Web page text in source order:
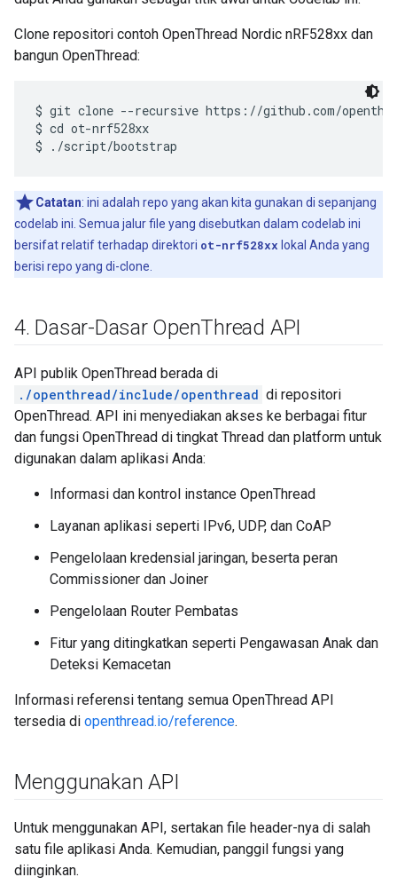
Clone repositori contoh OpenThread Nordic nRF528xx dan
bangun OpenThread:
$ git clone --recursive https://github.com/
$ cd ot-nrf528xx
Catatan: ini adalah repo yang akan kita gunakan di sepanjang
codelab ini. Semua jalur file yang disebutkan dalam codelab ini
bersifat relatif terhadap direktori ot-nrf528xx lokal Anda yang
berisi repo yang di-clone.
4. Dasar-Dasar OpenThread API
API publik OpenThread berada di
./openthread/include/openthread di repositori
OpenThread. API ini menyediakan akses ke berbagai fitur
dan fungsi OpenThread di tingkat Thread dan platform untuk
digunakan dalam aplikasi Anda:
Informasi dan kontrol instance OpenThread
Layanan aplikasi seperti IPv6, UDP, dan CoAP
Pengelolaan kredensial jaringan, beserta peran
Commissioner dan Joiner
Pengelolaan Router Pembatas
Fitur yang ditingkatkan seperti Pengawasan Anak dan
Deteksi Kemacetan
Informasi referensi tentang semua OpenThread API
tersedia di openthread.io/reference.
Menggunakan API
Untuk menggunakan API, sertakan file header-nya di salah
satu file aplikasi Anda. Kemudian, panggil fungsi yang
diinginkan.